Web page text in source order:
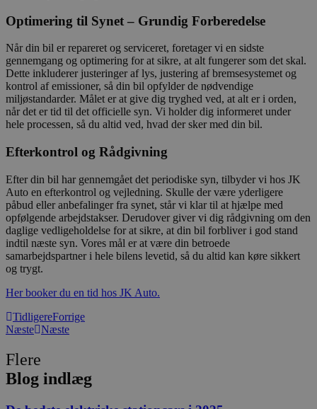
Optimering til Synet – Grundig Forberedelse
Når din bil er repareret og serviceret, foretager vi en sidste
gennemgang og optimering for at sikre, at alt fungerer som det skal.
Dette inkluderer justeringer af lys, justering af bremsesystemet og
kontrol af emissioner, så din bil opfylder de nødvendige
miljøstandarder. Målet er at give dig tryghed ved, at alt er i orden,
når det er tid til det officielle syn. Vi holder dig informeret under
hele processen, så du altid ved, hvad der sker med din bil.
Efterkontrol og Rådgivning
Efter din bil har gennemgået det periodiske syn, tilbyder vi hos JK
Auto en efterkontrol og vejledning. Skulle der være yderligere
påbud eller anbefalinger fra synet, står vi klar til at hjælpe med
opfølgende arbejdstakser. Derudover giver vi dig rådgivning om den
daglige vedligeholdelse for at sikre, at din bil forbliver i god stand
indtil næste syn. Vores mål er at være din betroede
samarbejdspartner i hele bilens levetid, så du altid kan køre sikkert
og trygt.
Her booker du en tid hos JK Auto.
TidligereForrige
Næste Næste
Flere
Blog indlæg